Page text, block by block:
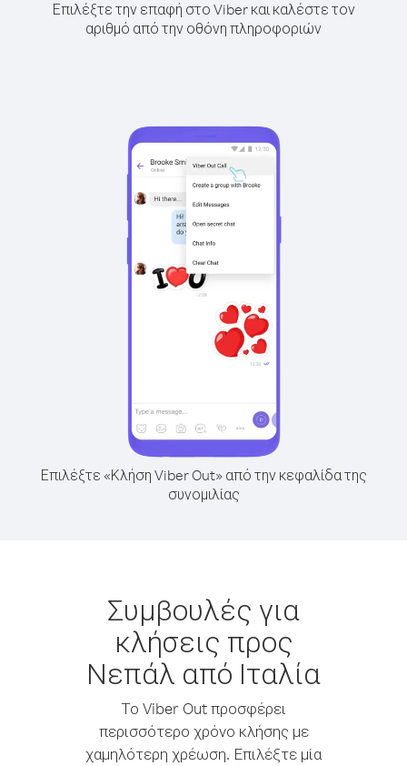
Επιλέξτε την επαφή στο Viber και καλέστε τον
αριθμό από την οθόνη πληροφοριών
Επιλέξτε «Κλήση Viber Out» από την κεφαλίδα της
συνομιλίας
Συμβουλές για
κλήσεις προς
Νεπάλ από Ιταλία
Το Viber Out προσφέρει
περισσότερο χρόνο κλήσης με
χαμηλότερη χρέωση. Επιλέξτε μία